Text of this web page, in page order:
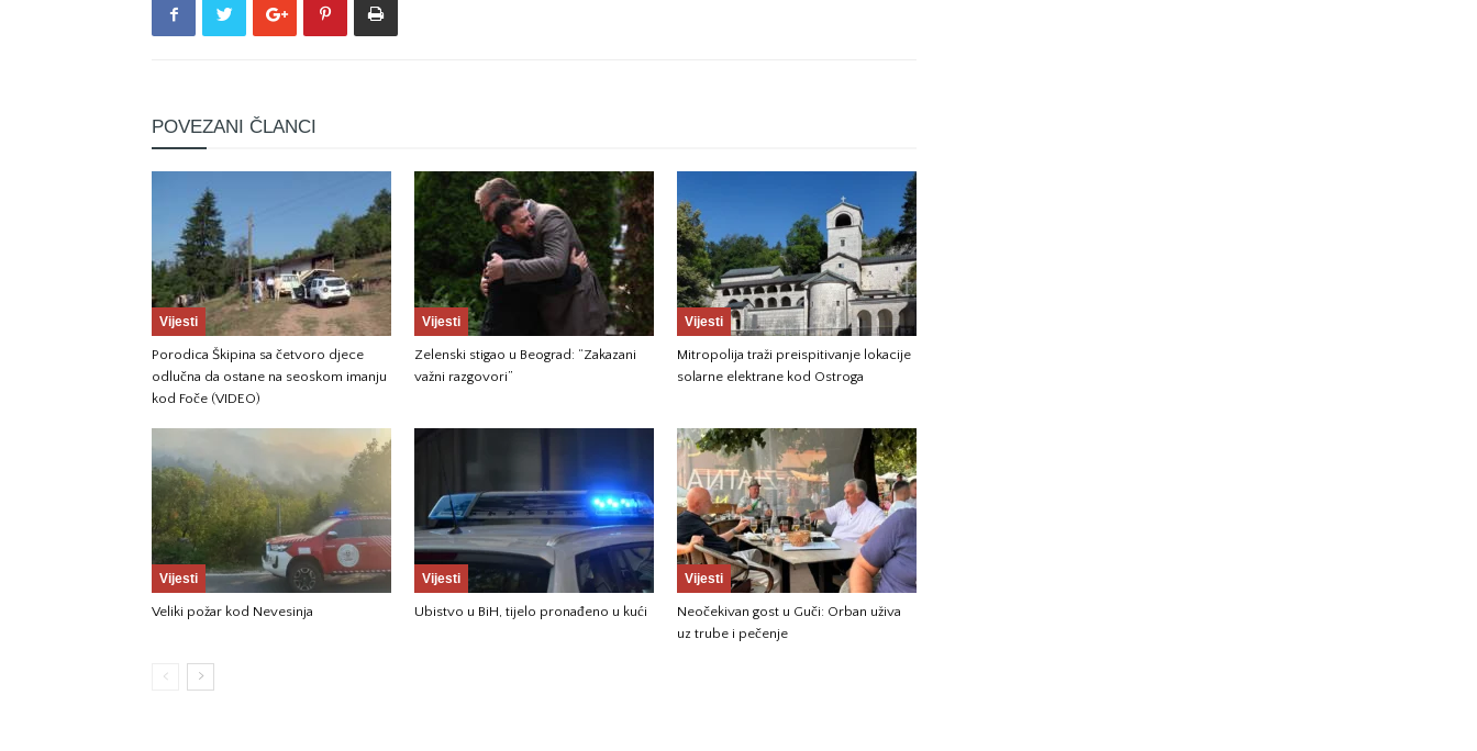
POVEZANI ČLANCI
Vijesti
Porodica Škipina sa četvoro djece
odlučna da ostane na seoskom imanju
kod Foče (VIDEO)
Vijesti
Zelenski stigao u Beograd: “Zakazani
važni razgovori”
Vijesti
Mitropolija traži preispitivanje lokacije
solarne elektrane kod Ostroga
Vijesti
Veliki požar kod Nevesinja
Vijesti
Ubistvo u BiH, tijelo pronađeno u kući
Vijesti
Neočekivan gost u Guči: Orban uživa
uz trube i pečenje